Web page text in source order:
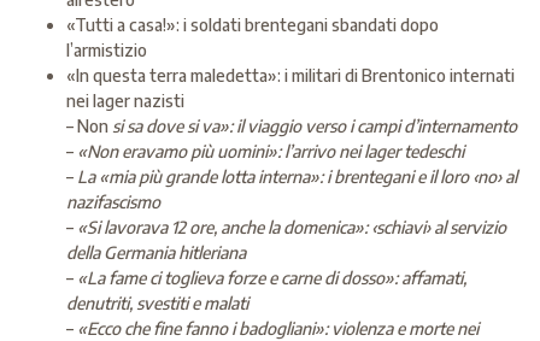
«Tutti a casa!»: i soldati brentegani sbandati dopo
l’armistizio
«In questa terra maledetta»: i militari di Brentonico internati
nei lager nazisti
– Non si sa dove si va»: il viaggio verso i campi d’internamento
– «Non eravamo più uomini»: l’arrivo nei lager tedeschi
– La «mia più grande lotta interna»: i brentegani e il loro ‹no› al
nazifascismo
– «Si lavorava 12 ore, anche la domenica»: ‹schiavi› al servizio
della Germania hitleriana
– «La fame ci toglieva forze e carne di dosso»: affamati,
denutriti, svestiti e malati
– «Ecco che fine fanno i badogliani»: violenza e morte nei